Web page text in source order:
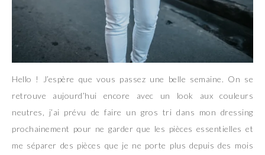
Hello ! J’espère que vous passez une belle semaine. On se
retrouve aujourd’hui encore avec un look aux couleurs
neutres, j’ai prévu de faire un gros tri dans mon dressing
prochainement pour ne garder que les pièces essentielles et
me séparer des pièces que je ne porte plus depuis des mois